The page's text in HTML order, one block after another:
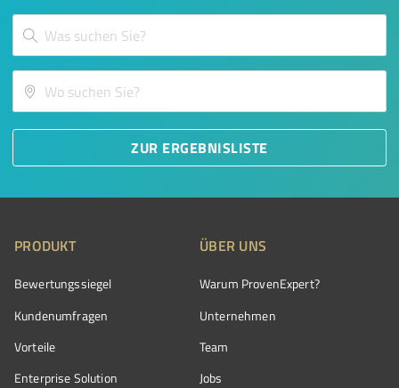
ZUR ERGEBNISLISTE
PRODUKT
Bewertungssiegel
Kundenumfragen
Vorteile
Enterprise Solution
ÜBER UNS
Warum ProvenExpert?
Unternehmen
Team
Jobs